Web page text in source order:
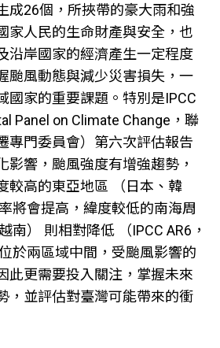
成26個，所挾帶的豪大雨和強
家人民的生命財產與安全，也
沿岸國家的經濟產生一定程度
颱風動態與減少災害損失，一
國家的重要課題。特別是IPCC
Panel on Climate Change，聯
專門委員會）第六次評估報告
影響，颱風強度有增強趨勢，
較高的東亞地區 （日本、韓
將會提高，緯度較低的南海周
南） 則相對降低 （IPCC AR6，
於兩區域中間，受颱風影響的
此更需要投入關注，掌握未來
，並評估對臺灣可能帶來的衝